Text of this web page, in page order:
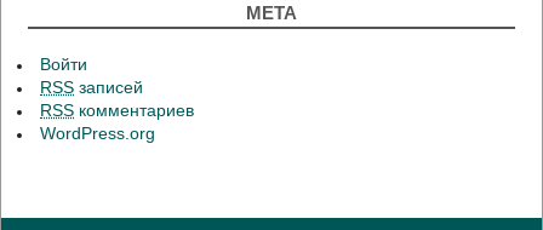
МЕТА
Войти
RSS записей
RSS комментариев
WordPress.org